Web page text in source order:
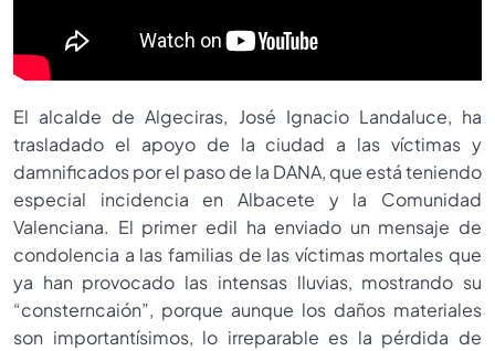
El alcalde de Algeciras, José Ignacio Landaluce, ha
trasladado el apoyo de la ciudad a las víctimas y
damnificados por el paso de la DANA, que está teniendo
especial incidencia en Albacete y la Comunidad
Valenciana. El primer edil ha enviado un mensaje de
condolencia a las familias de las víctimas mortales que
ya han provocado las intensas lluvias, mostrando su
“consterncaión”, porque aunque los daños materiales
son importantísimos, lo irreparable es la pérdida de